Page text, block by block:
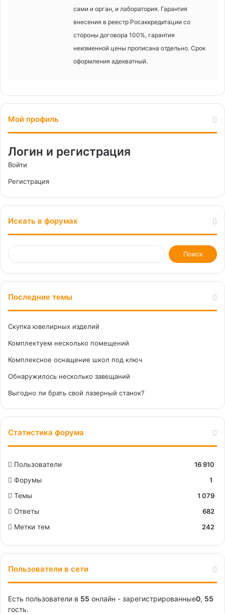
сами и орган, и лаборатория. Гарантия
внесения в реестр Росаккредитации со
стороны договора 100%, гарантия
неизменной цены прописана отдельно. Срок
оформления адекватный.
Мой профиль
Логин и регистрация
Войти
Регистрация
Искать в форумах
Последние темы
Скупка ювелирных изделий
Комплектуем несколько помещений
Комплексное оснащение школ под ключ
Обнаружилось несколько завещаний
Выгодно ли брать свой лазерный станок?
Статистика форума
Пользователи
16 910
Форумы
1
Темы
1 079
Ответы
682
Метки тем
242
Пользователи в сети
Есть пользователи в 55 онлайн - зарегистрированные0, 55
гость.